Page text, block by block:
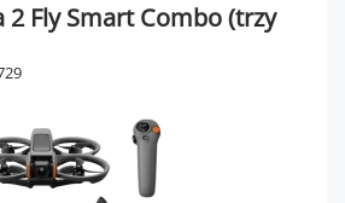
2 Fly Smart Combo (trzy